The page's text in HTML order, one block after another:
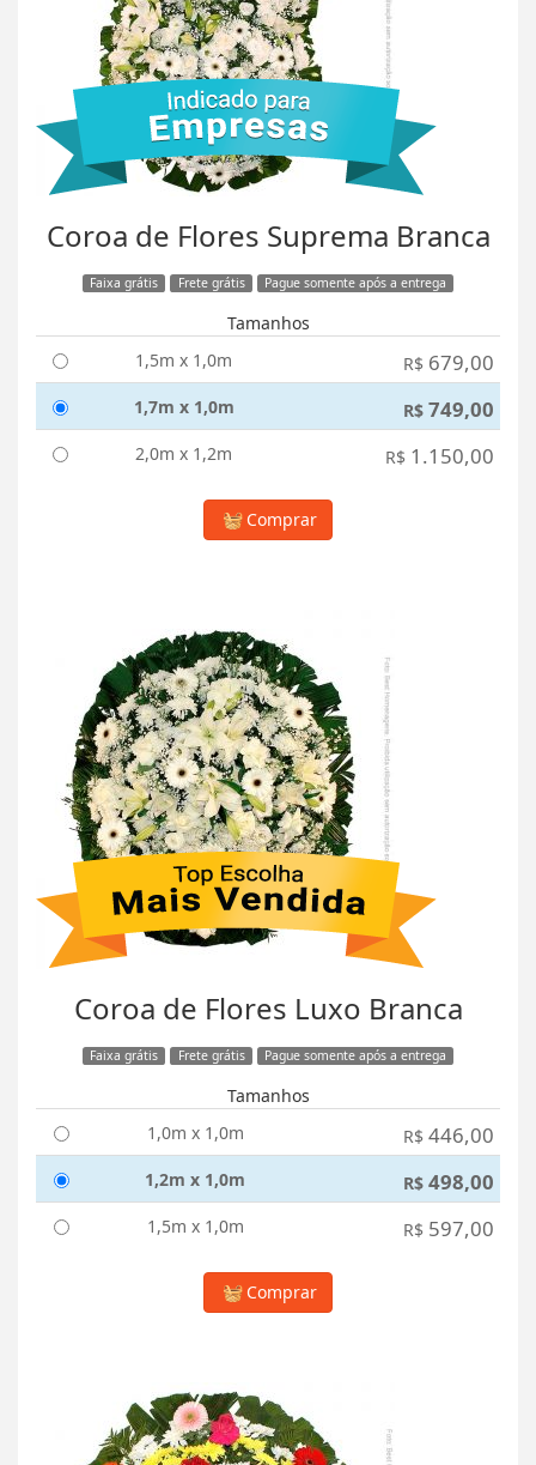
Coroa de Flores Suprema Branca
Faixa grátis Frete grátis Pague somente após a entrega
Tamanhos
1,5m x 1,0m
R$ 679,00
1,7m x 1,0m R$ 749,00
2,0m x 1,2m R$ 1.150,00
Comprar
Coroa de Flores Luxo Branca
Faixa grátis Frete grátis Pague somente após a entrega
Tamanhos
1,0m x 1,0m
R$ 446,00
1,2m x 1,0m R$ 498,00
1,5m x 1,0m R$ 597,00
Comprar